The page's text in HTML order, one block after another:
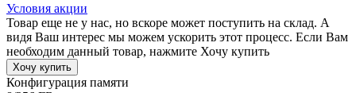
Условия акции
Товар еще не у нас, но вскоре может поступить на склад. А
видя Ваш интерес мы можем ускорить этот процесс. Если Вам
необходим данный товар, нажмите Хочу купить
Хочу купить
Конфигурация памяти